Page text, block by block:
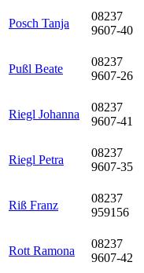
Posch Tanja
08237
9607-40
Pußl Beate
08237
9607-26
Riegl Johanna
08237
9607-41
Riegl Petra
08237
9607-35
Riß Franz
08237
959156
Rott Ramona
08237
9607-42